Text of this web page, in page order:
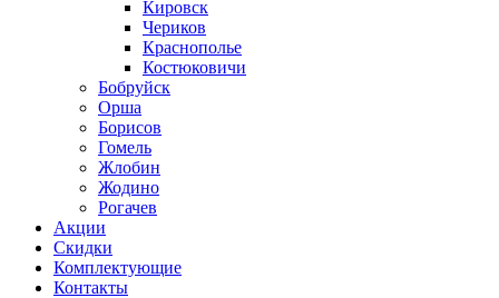
Кировск
Чериков
Краснополье
Костюковичи
Бобруйск
Орша
Борисов
Гомель
Жлобин
Жодино
Рогачев
Акции
Скидки
Комплектующие
Контакты